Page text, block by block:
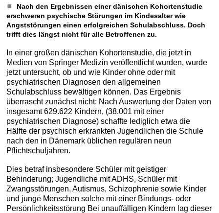
Nach den Ergebnissen einer dänischen Kohortenstudie
erschweren psychische Störungen im Kindesalter wie
Angststörungen einen erfolgreichen Schulabschluss. Doch
trifft dies längst nicht für alle Betroffenen zu.
In einer großen dänischen Kohortenstudie, die jetzt in
Medien von Springer Medizin veröffentlicht wurden, wurde
jetzt untersucht, ob und wie Kinder ohne oder mit
psychiatrischen Diagnosen den allgemeinen
Schulabschluss bewältigen können. Das Ergebnis
überrascht zunächst nicht: Nach Auswertung der Daten von
insgesamt 629.622 Kindern, (38.001 mit einer
psychiatrischen Diagnose) schaffte lediglich etwa die
Hälfte der psychisch erkrankten Jugendlichen die Schule
nach den in Dänemark üblichen regulären neun
Pflichtschuljahren.
Dies betraf insbesondere Schüler mit geistiger
Behinderung; Jugendliche mit ADHS, Schüler mit
Zwangsstörungen, Autismus, Schizophrenie sowie Kinder
und junge Menschen solche mit einer Bindungs- oder
Persönlichkeitsstörung Bei unauffälligen Kindern lag dieser